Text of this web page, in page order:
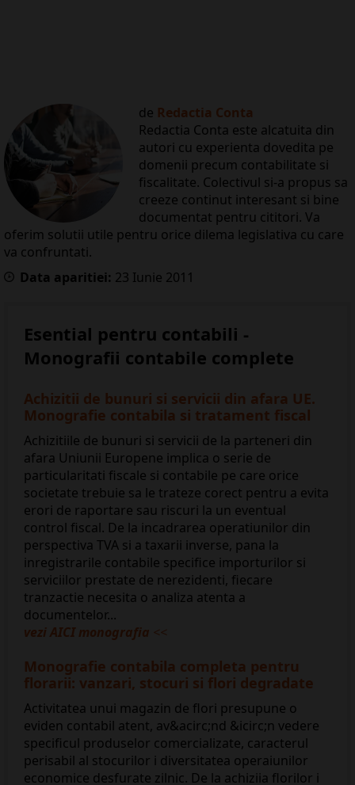
de Redactia Conta
Redactia Conta este alcatuita din
autori cu experienta dovedita pe
domenii precum contabilitate si
fiscalitate. Colectivul si-a propus sa
creeze continut interesant si bine
documentat pentru cititori. Va
oferim solutii utile pentru orice dilema legislativa cu care
va confruntati.
Data aparitiei: 23 Iunie 2011
Esential pentru contabili -
Monografii contabile complete
Achizitii de bunuri si servicii din afara UE.
Monografie contabila si tratament fiscal
Achizitiile de bunuri si servicii de la parteneri din
afara Uniunii Europene implica o serie de
particularitati fiscale si contabile pe care orice
societate trebuie sa le trateze corect pentru a evita
erori de raportare sau riscuri la un eventual
control fiscal. De la incadrarea operatiunilor din
perspectiva TVA si a taxarii inverse, pana la
inregistrarile contabile specifice importurilor si
serviciilor prestate de nerezidenti, fiecare
tranzactie necesita o analiza atenta a
documentelor...
vezi AICI monografia <<
Monografie contabila completa pentru
florarii: vanzari, stocuri si flori degradate
Activitatea unui magazin de flori presupune o
eviden contabil atent, av&acirc;nd &icirc;n vedere
specificul produselor comercializate, caracterul
perisabil al stocurilor i diversitatea operaiunilor
economice desfurate zilnic. De la achiziia florilor i